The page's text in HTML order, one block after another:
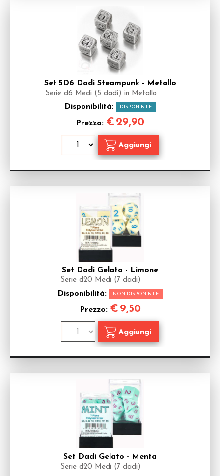
Set 5D6 Dadi Steampunk - Metallo
Serie d6 Medi (5 dadi) in Metallo
Disponibilità: DISPONIBILE
Prezzo: € 29,90
Set Dadi Gelato - Limone
Serie d20 Medi (7 dadi)
Disponibilità: NON DISPONIBILE
Prezzo: € 9,50
Set Dadi Gelato - Menta
Serie d20 Medi (7 dadi)